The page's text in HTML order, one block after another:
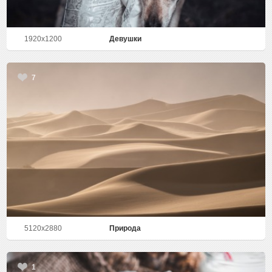
1920x1200 Девушки
7
5120x2880 Природа
1